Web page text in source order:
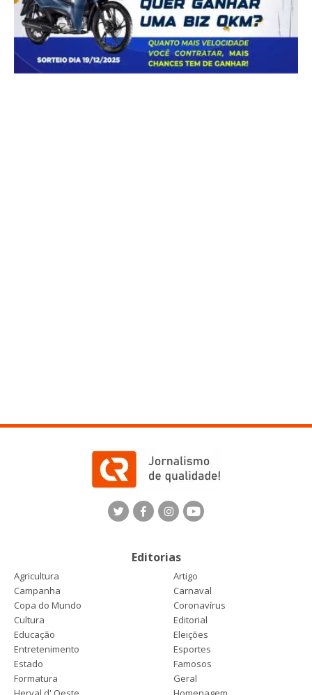
Editorias
Agricultura
Artigo
Campanha
Carnaval
Copa do Mundo
Coronavírus
Cultura
Editorial
Educação
Eleições
Entretenimento
Esportes
Estado
Famosos
Formatura
Geral